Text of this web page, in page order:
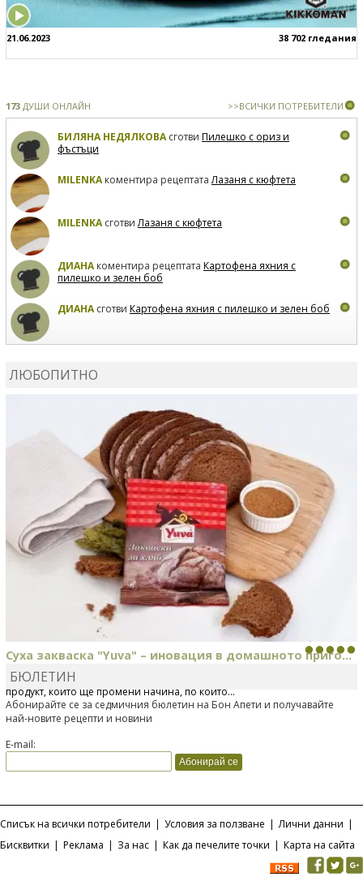
21.06.2023 38 702 гледания
173 ДУШИ ОНЛАЙН >>ВСИЧКИ ПОТРЕБИТЕЛИ
БИЛЯНА НЕДЯЛКОВАсготви Пилешко с ориз и
фъстъци
MILENKAкоментира рецептатаЛазаня с кюфтета
MILENKAсготвиЛазаня с кюфтета
ДИАНАкоментира рецептата Картофена яхния с
пилешко и зелен боб
ДИАНАсготви Картофена яхния с пилешко и зелен боб
ЛЮБОПИТНО
Суха закваска "Yuva" – иновация в домашното приго...
Отскоро Лесафр България стартира предлагането на изцяло нов
продукт, който ще промени начина, по който...
БЮЛЕТИН
Абонирайте се за седмичния бюлетин на Бон Апети и получавайте
най-новите рецепти и новини
E-mail:
Списък на всички потребители | Условия за ползване | Лични данни |
Бисквитки | Реклама | За нас | Как да печелите точки | Карта на сайта